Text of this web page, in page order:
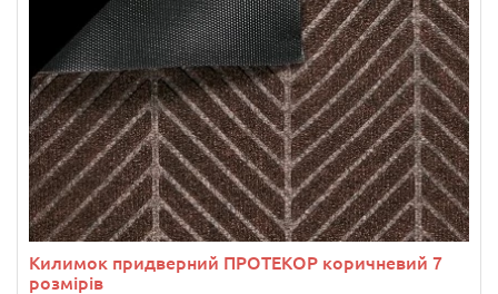
Килимок придверний ПРОТЕКОР коричневий 7
розмірів